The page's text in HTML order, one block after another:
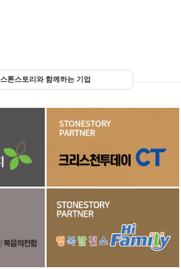
스톤스토리와 함께하는 기업